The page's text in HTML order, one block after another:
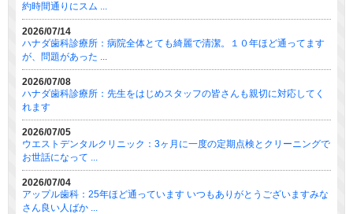
約時間通りにスム ...
2026/07/14
ハナダ歯科診療所：病院全体とても綺麗で清潔。１０年ほど通ってます
が、問題があった ...
2026/07/08
ハナダ歯科診療所：先生をはじめスタッフの皆さんも親切に対応してく
れます
2026/07/05
ウエストデンタルクリニック：3ヶ月に一度の定期点検とクリーニングで
お世話になって ...
2026/07/04
アップル歯科：25年ほど通っています いつもありがとうございますみな
さん良い人ばか ...